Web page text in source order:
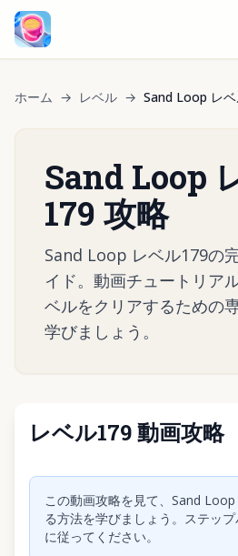
ホーム → レベル → Sand Loop レ
Sand Loop
179 攻略
Sand Loop レベル179の
イド。動画チュートリア
ベルをクリアするための
学びましょう。
レベル179 動画攻略
クリックして動画
この動画攻略を見て、Sand
る方法を学びましょう。ステッ
に従ってください。